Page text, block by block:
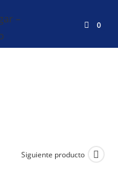
0
Siguiente producto